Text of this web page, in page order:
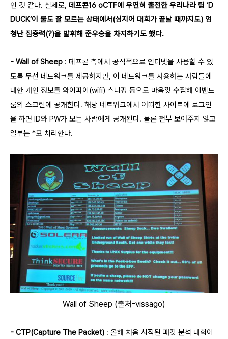
인 것 같다. 실제로, 데프콘16 oCTF에 우연히 출전한 우리나라 팀 ‘D
DUCK’이 룰도 잘 모르는 상태에서(심지어 대회가 끝날 때까지도) 엄
청난 집중력(?)을 발휘해 준우승을 차지하기도 했다.
- Wall of Sheep : 데프콘 측에서 공식적으로 인터넷을 사용할 수 있
도록 무선 네트워크를 제공하지만, 이 네트워크를 사용하는 사람들에
대한 개인 정보를 와이파이(wifi) 스니핑 등으로 마음껏 수집해 이벤트
룸의 스크린에 공개한다. 해당 네트워크에서 어떠한 사이트에 로그인
을 하면 ID와 PW가 모든 사람에게 공개된다. 물론 전부 보여주지 않고
일부는 *표 처리한다.
Wall of Sheep (출처-vissago)
- CTP(Capture The Packet) : 올해 처음 시작된 패킷 분석 대회이